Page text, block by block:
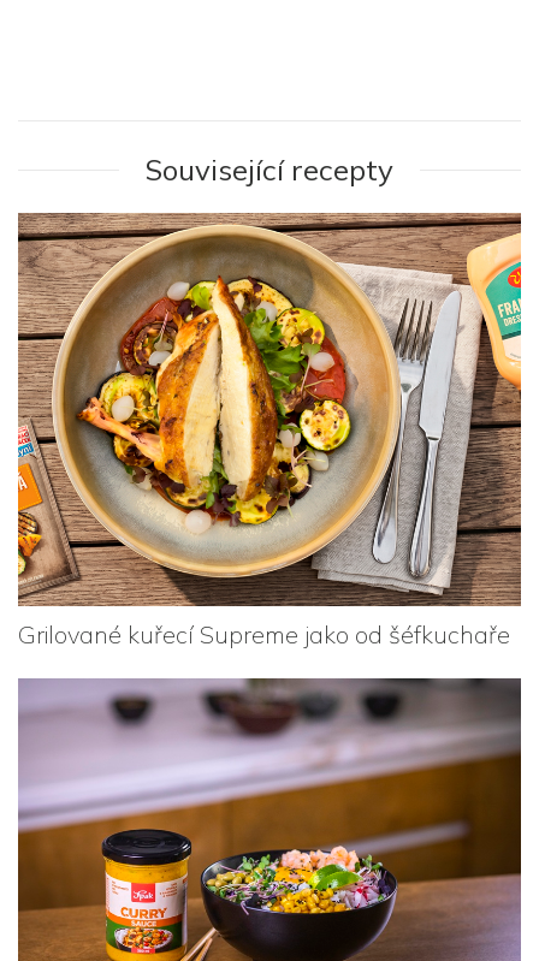
Související recepty
Grilované kuřecí Supreme jako od šéfkuchaře